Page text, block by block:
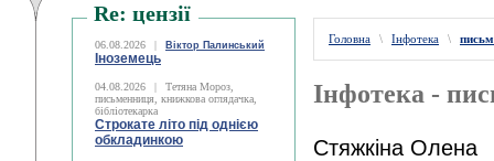
Re: цензії
06.08.2026 | Віктор Палинський
Іноземець
04.08.2026 |
Тетяна Мороз,
письменниця, книжкова оглядачка,
бібліотекарка
Строкате літо під однією
обкладинкою
Головна \ Інфотека \
Інфотека -
Стяжкіна Олена